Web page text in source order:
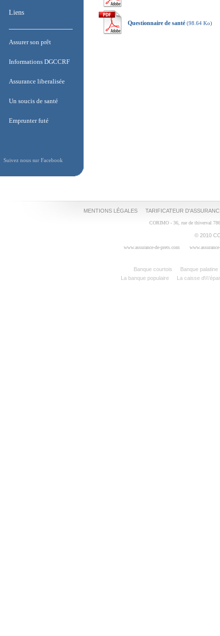
Bibliothèque
Liens
Assurer son prêt
Assurer son prêt
Informations DGCCRF
Informations DGCCRF
Assurance liberalisée
Assurance liberalisée
Un soucis de santé
Un soucis de santé
Emprunter futé
Suivez nous sur Facebook
Questionnaire de santé (98.64 Ko)
MENTIONS LÉGALES TARIFICATEUR
CORIMO - 36, rue de thiverval
© 2010
www.assurance-de-prets.com
Banque courtois
Banque palatine
La banque populaire
La caisse